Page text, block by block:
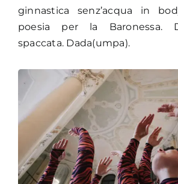
ginnastica senz’acqua in
poesia per la Baronessa.
spaccata. Dada(umpa).